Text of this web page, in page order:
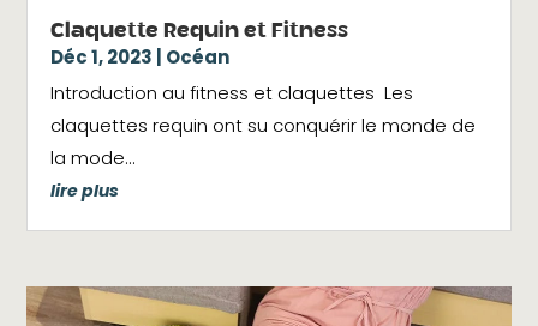
Claquette Requin et Fitness
Déc 1, 2023 | Océan
Introduction au fitness et claquettes Les
claquettes requin ont su conquérir le monde de
la mode...
lire plus